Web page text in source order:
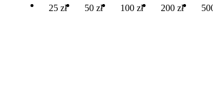
25 zł 50 zł 100 zł 200 zł